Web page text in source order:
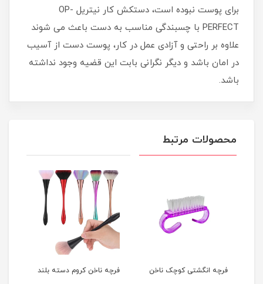
برای پوست نبوده است، دستکش کار نیتریل OP-
PERFECT با چسبندگی مناسب به دست باعث می شوند
علاوه بر راحتی و آزادی عمل در کار، پوست دست از آسیب
در امان باشد و دیگر نگرانی بابت این قضیه وجود نداشته
باشد.
محصولات مرتبط
فرچه انگشتی کوچک ناخن فرچه ناخن کروم دسته بلند